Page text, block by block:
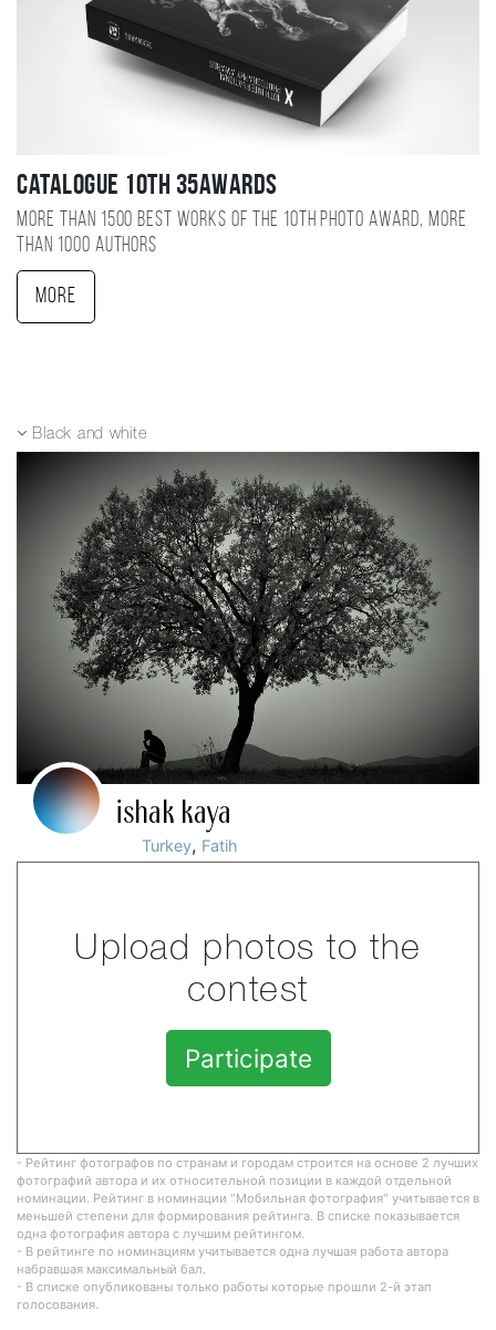
Catalogue 10TH 35AWARDS
More than 1500 best works of the 10TH photo award, more
than 1000 authors
More
Black and white
ishak kaya
Turkey, Fatih
Upload photos to the
contest
Participate
- Рейтинг фотографов по странам и городам строится на основе 2 лучших
фотографий автора и их относительной позиции в каждой отдельной
номинации. Рейтинг в номинации "Мобильная фотография" учитывается в
меньшей степени для формирования рейтинга. В списке показывается
одна фотография автора с лучшим рейтингом.
- В рейтинге по номинациям учитывается одна лучшая работа автора
набравшая максимальный бал.
- В списке опубликованы только работы которые прошли 2-й этап
голосования.